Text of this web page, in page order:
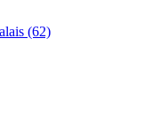
(62)